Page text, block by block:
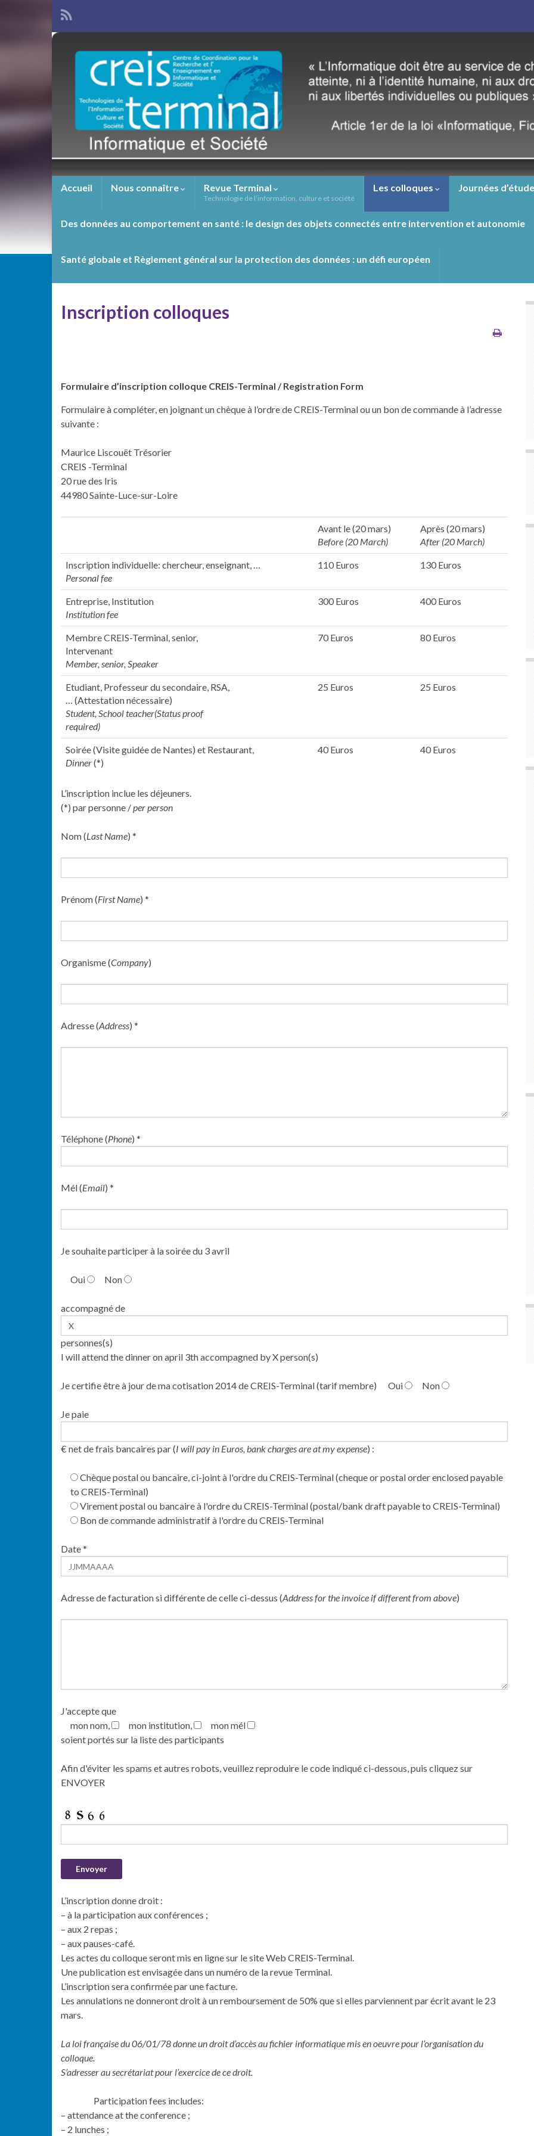
Accueil Nous connaître Revue Terminal
Technologie de l’information, culture et société
Les colloques Journées
Des données au comportement en santé : le design des objets connectés entre intervention et autonomie
Santé globale et Règlement général sur la protection des données : un défi européen
Inscription colloques
Formulaire d’inscription colloque CREIS-Terminal / Registration Form
Formulaire à compléter, en joignant un chèque à l’ordre de CREIS-Terminal ou un bon de commande à l’adresse
suivante :
Maurice Liscouët Trésorier
CREIS -Terminal
20 rue des Iris
44980 Sainte-Luce-sur-Loire
Avant le (20 mars)
Before (20 March)
Après (20 mars)
After (20 March)
Inscription individuelle: chercheur, enseignant, …
Personal fee
110 Euros 130 Euros
Entreprise, Institution
Institution fee
300 Euros 400 Euros
Membre CREIS-Terminal, senior,
Intervenant
Member, senior, Speaker
70 Euros 80 Euros
Etudiant, Professeur du secondaire, RSA,
… (Attestation nécessaire)
Student, School teacher(Status proof
required)
25 Euros 25 Euros
Soirée (Visite guidée de Nantes) et Restaurant,
Dinner(*)
40 Euros 40 Euros
L’inscription inclue les déjeuners.
(*) par personne /per person
Nom (Last Name) *
Prénom (First Name) *
Organisme (Company)
Adresse (Address) *
Téléphone (Phone) *
Mél (Email) *
Je souhaite participer à la soirée du 3 avril
Oui Non
accompagné de
personnes(s)
I will attend the dinner on april 3th accompagned by X person(s)
Je certifie être à jour de ma cotisation 2014 de CREIS-Terminal (tarif membre) Oui Non
Je paie
€ net de frais bancaires par (I will pay in Euros, bank charges are at my expense) :
Chèque postal ou bancaire, ci-joint à l'ordre du CREIS-Terminal (cheque or postal order enclosed payable
to CREIS-Terminal)
Virement postal ou bancaire à l'ordre du CREIS-Terminal (postal/bank draft payable to CREIS-Terminal)
Bon de commande administratif à l'ordre du CREIS-Terminal
Date *
Adresse de facturation si différente de celle ci-dessus (Address for the invoice if different from above)
J'accepte que
mon nom,
mon institution,
mon mél
soient portés sur la liste des participants
Afin d'éviter les spams et autres robots, veuillez reproduire le code indiqué ci-dessous, puis cliquez sur
ENVOYER
L’inscription donne droit :
– à la participation aux conférences ;
– aux 2 repas ;
– aux pauses-café.
Les actes du colloque seront mis en ligne sur le site Web CREIS-Terminal.
Une publication est envisagée dans un numéro de la revue Terminal.
L’inscription sera confirmée par une facture.
Les annulations ne donneront droit à un remboursement de 50% que si elles parviennent par écrit avant le 23
mars.
La loi française du 06/01/78 donne un droit d’accès au fichier informatique mis en oeuvre pour l’organisation du
colloque.
S’adresser au secrétariat pour l’exercice de ce droit.
Participation fees includes:
– attendance at the conference ;
– 2 lunches ;